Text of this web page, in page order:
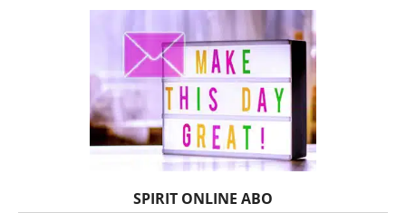
SPIRIT ONLINE ABO